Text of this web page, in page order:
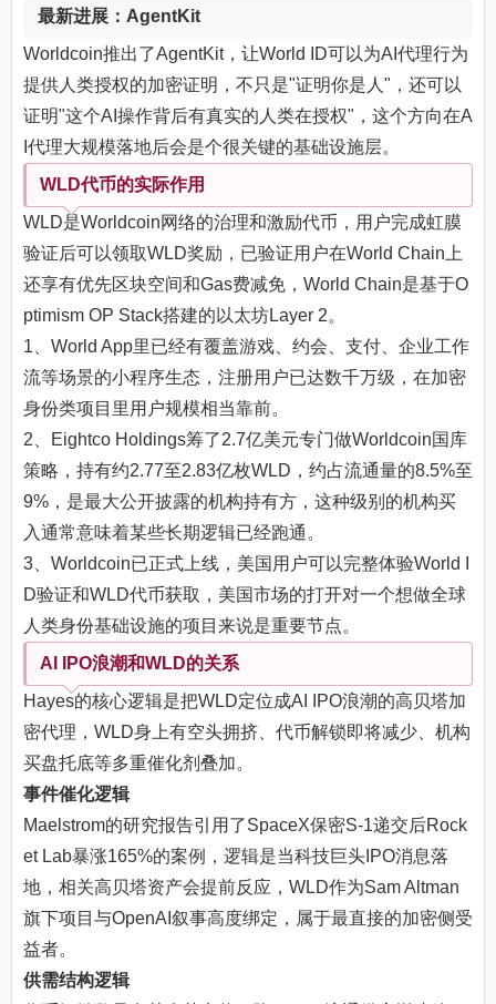
最新进展：AgentKit
Worldcoin推出了AgentKit，让World ID可以为AI代理行为
提供人类授权的加密证明，不只是"证明你是人"，还可以
证明"这个AI操作背后有真实的人类在授权"，这个方向在A
I代理大规模落地后会是个很关键的基础设施层。
WLD代币的实际作用
WLD是Worldcoin网络的治理和激励代币，用户完成虹膜
验证后可以领取WLD奖励，已验证用户在World Chain上
还享有优先区块空间和Gas费减免，World Chain是基于O
ptimism OP Stack搭建的以太坊Layer 2。
1、World App里已经有覆盖游戏、约会、支付、企业工作
流等场景的小程序生态，注册用户已达数千万级，在加密
身份类项目里用户规模相当靠前。
2、Eightco Holdings筹了2.7亿美元专门做Worldcoin国库
策略，持有约2.77至2.83亿枚WLD，约占流通量的8.5%至
9%，是最大公开披露的机构持有方，这种级别的机构买
入通常意味着某些长期逻辑已经跑通。
3、Worldcoin已正式上线，美国用户可以完整体验World I
D验证和WLD代币获取，美国市场的打开对一个想做全球
人类身份基础设施的项目来说是重要节点。
AI IPO浪潮和WLD的关系
Hayes的核心逻辑是把WLD定位成AI IPO浪潮的高贝塔加
密代理，WLD身上有空头拥挤、代币解锁即将减少、机构
买盘托底等多重催化剂叠加。
事件催化逻辑
Maelstrom的研究报告引用了SpaceX保密S-1递交后Rock
et Lab暴涨165%的案例，逻辑是当科技巨头IPO消息落
地，相关高贝塔资产会提前反应，WLD作为Sam Altman
旗下项目与OpenAI叙事高度绑定，属于最直接的加密侧受
益者。
供需结构逻辑